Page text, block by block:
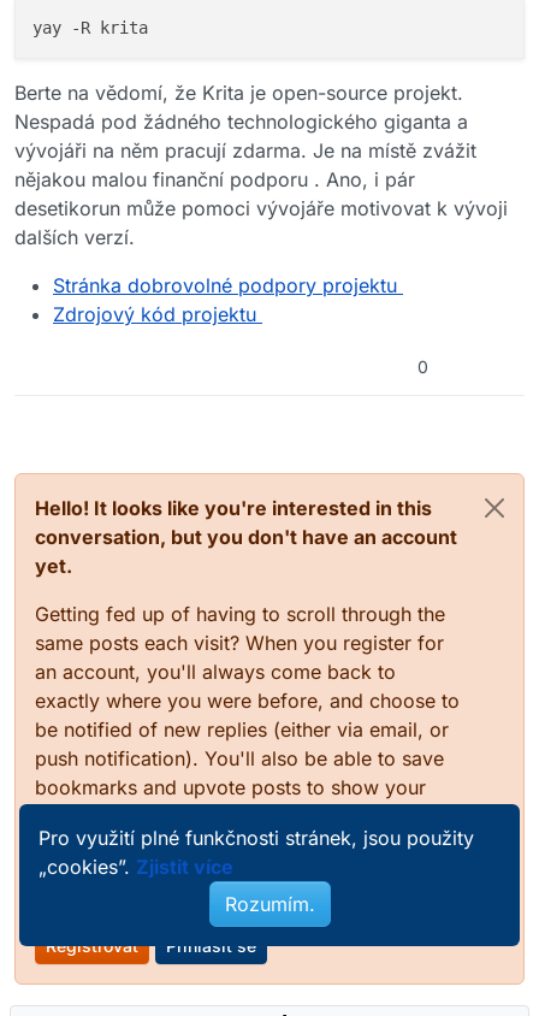
Berte na vědomí, že Krita je open-source projekt.
Nespadá pod žádného technologického giganta a
vývojáři na něm pracují zdarma. Je na místě zvážit
nějakou malou finanční podporu . Ano, i pár
desetikorun může pomoci vývojáře motivovat k vývoji
dalších verzí.
Stránka dobrovolné podpory projektu
Zdrojový kód projektu
0
Hello! It looks like you're interested in this
conversation, but you don't have an account
yet.
Getting fed up of having to scroll through the
same posts each visit? When you register for
an account, you'll always come back to
exactly where you were before, and choose to
be notified of new replies (either via email, or
push notification). You'll also be able to save
bookmarks and upvote posts to show your
With your input, this post could be even better
Registrovat Přihlásit se
Pro využití plné funkčnosti stránek, jsou použity
„cookies”. Zjistit více
Rozumím.